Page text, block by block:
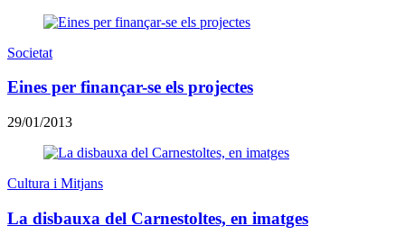
Societat
Eines per finançar-se els projectes
29/01/2013
Cultura i Mitjans
La disbauxa del Carnestoltes, en imatges